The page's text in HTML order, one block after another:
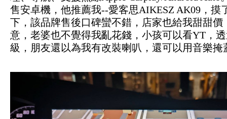
售安卓機，他推薦我--愛客思AIKESZ AK09，摸
下，該品牌售後口碑蠻不錯，店家也給我甜甜
意，老婆也不覺得我亂花錢，小孩可以看YT，
級，朋友還以為我有改裝喇叭，還可以用音樂掩